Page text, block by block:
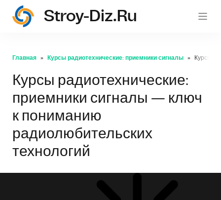
Stroy-Diz.ru
Главная Курсы радиотехнические: приемники сигналы Курсы
Курсы радиотехнические:
приемники сигналы — ключ
к пониманию
радиолюбительских
технологий